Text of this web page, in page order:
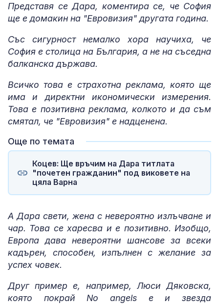
Представя се Дара, коментира се, че София
ще е домакин на "Евровизия" другата година.
Със сигурност немалко хора научиха, че
София е столица на България, а не на съседна
балканска държава.
Всичко това е страхотна реклама, която ще
има и директни икономически измерения.
Това е позитивна реклама, колкото и да съм
смятал, че "Евровизия" е надценена.
Още по темата
Коцев: Ще връчим на Дара титлата
"почетен гражданин" под виковете на
цяла Варна
А Дара свети, жена с невероятно излъчване и
чар. Това се харесва и е позитивно. Изобщо,
Европа дава невероятни шансове за всеки
кадърен, способен, изпълнен с желание за
успех човек.
Друг пример е, например, Люси Дяковска,
която покрай No angels е и звезда